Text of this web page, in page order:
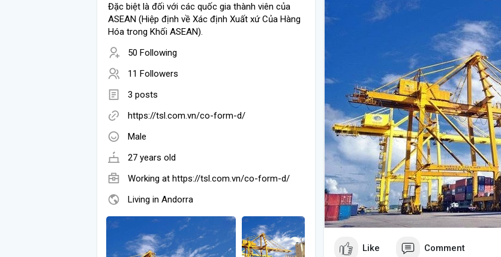
Đặc biệt là đối với các quốc gia thành viên của
ASEAN (Hiệp định về Xác định Xuất xứ Của Hàng
Hóa trong Khối ASEAN).
50 Following
11 Followers
3 posts
https://tsl.com.vn/co-form-d/
Male
27 years old
Working at https://tsl.com.vn/co-form-d/
Living in Andorra
Like Comment